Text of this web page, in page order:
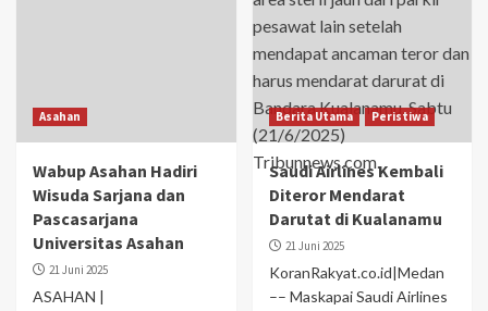
Asahan
Wabup Asahan Hadiri
Wisuda Sarjana dan
Pascasarjana
Universitas Asahan
21 Juni 2025
ASAHAN |
Berita Utama Peristiwa
Saudi Airlines Kembali
Diteror Mendarat
Darutat di Kualanamu
21 Juni 2025
KoranRakyat.co.id|Medan
–– Maskapai Saudi Airlines